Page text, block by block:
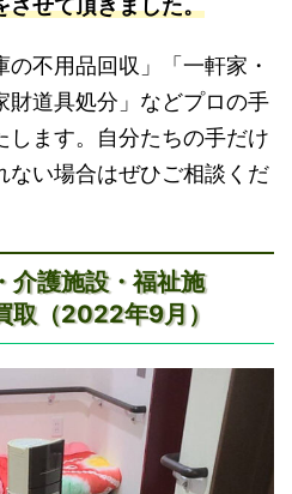
させて頂きました。
の不用品回収」「一軒家・
財道具処分」などプロの手
します。自分たちの手だけ
ない場合はぜひご相談くだ
介護施設・福祉施
取（2022年9月）